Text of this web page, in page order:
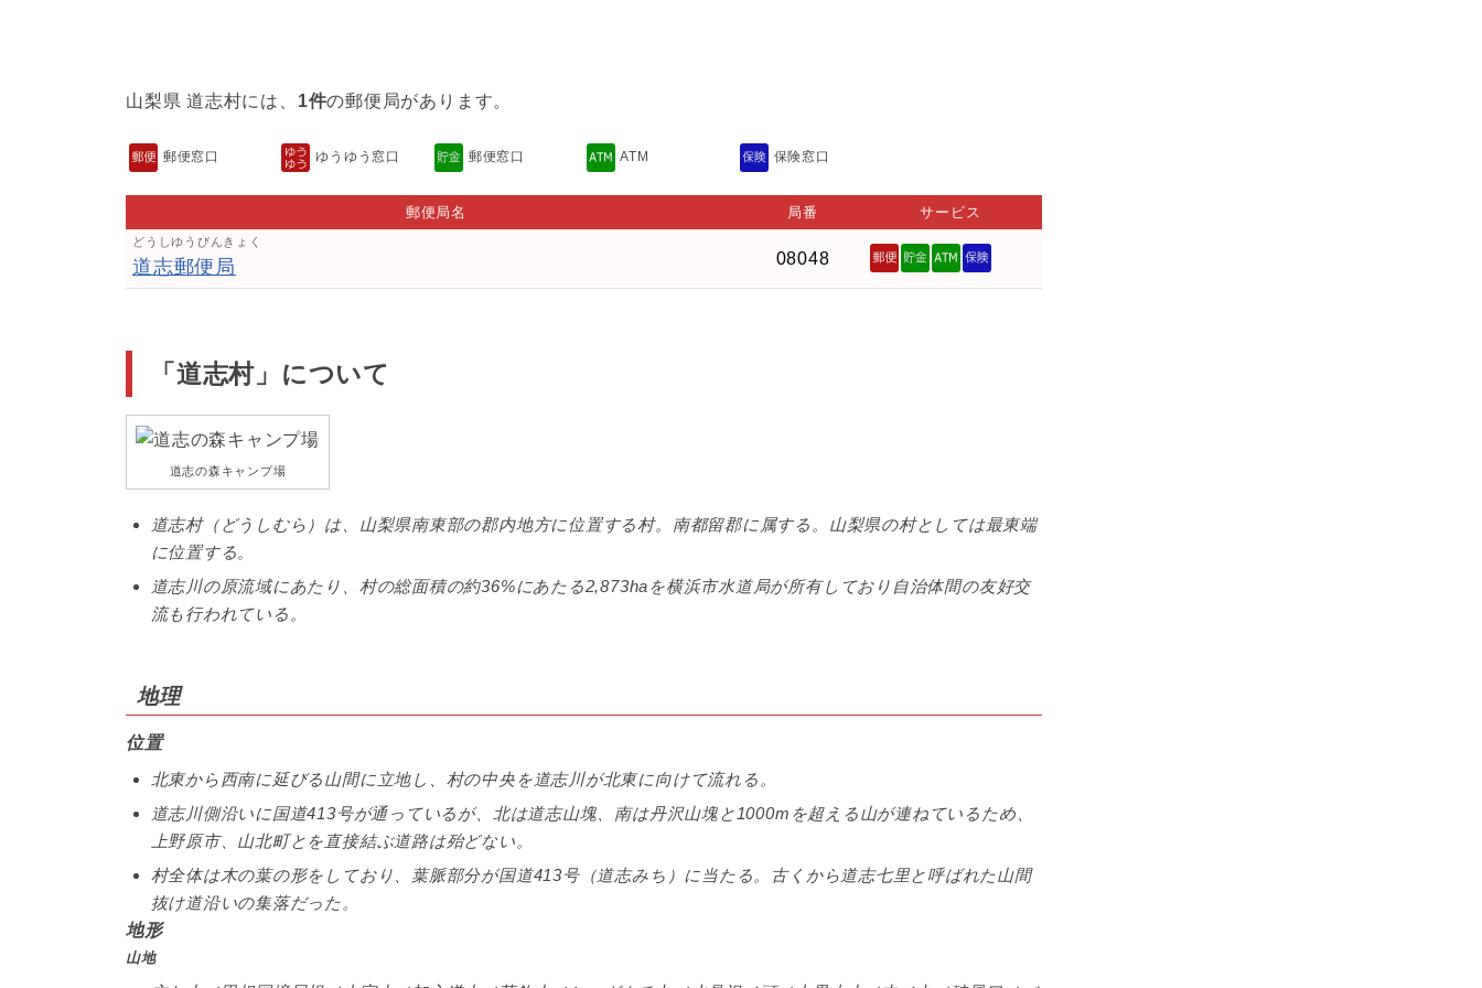
山梨県 道志村には、 1件の郵便局があります。
郵便窓口 ゆうゆう窓口 郵便窓口 ATM 保険窓口
郵便局名 局番 サービス
どうしゆうびんきょく
道志郵便局 08048
「道志村」について
道志の森キャンプ場
道志村（どうしむら）は、山梨県南東部の郡内地方に位置する村。南都留郡に属する。山梨県の村としては最東端
に位置する。
道志川の原流域にあたり、村の総面積の約36%にあたる2,873haを横浜市水道局が所有しており自治体間の友好交
流も行われている。
地理
位置
北東から西南に延びる山間に立地し、村の中央を道志川が北東に向けて流れる。
道志川側沿いに国道413号が通っているが、北は道志山塊、南は丹沢山塊と1000mを超える山が連ねているため、
上野原市、山北町とを直接結ぶ道路は殆どない。
村全体は木の葉の形をしており、葉脈部分が国道413号（道志みち）に当たる。古くから道志七里と呼ばれた山間
抜け道沿いの集落だった。
地形
山地